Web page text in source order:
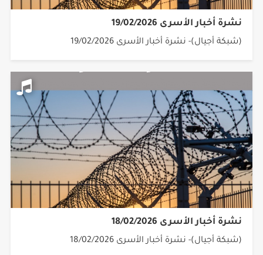
نشرة أخبار الأسرى 19/02/2026
(شبكة أجيال)- نشرة أخبار الأسرى 19/02/2026
نشرة أخبار الأسرى 18/02/2026
(شبكة أجيال)- نشرة أخبار الأسرى 18/02/2026